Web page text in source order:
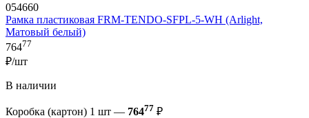
054660
Рамка пластиковая FRM-TENDO-SFPL-5-WH (Arlight,
Матовый белый)
76477
₽/шт
В наличии
Коробка (картон) 1 шт — 76477 ₽